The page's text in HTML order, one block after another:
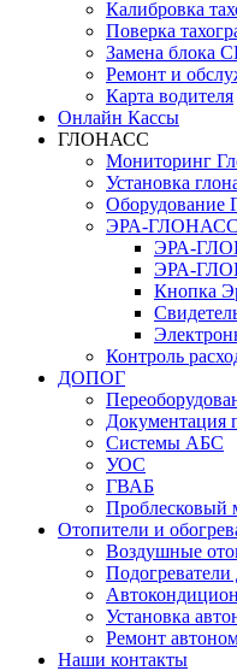
Калибровка
Поверка
Замена блока
Ремонт и
Карта водителя
Онлайн Кассы
ГЛОНАСС
Мониторинг
Установка
Оборудование
ЭРА-ГЛОНАСС
ЭРА-
ЭРА-
Кнопка
Контроль
ДОПОГ
Системы АБС
УОС
ГВАБ
Проблесковый
Отопители и
Воздушные
Подогреватели
Установка
Ремонт
Наши контакты